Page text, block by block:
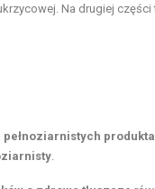
Na drugiej części
pełnoziarnistych